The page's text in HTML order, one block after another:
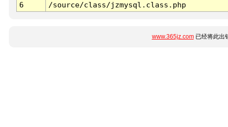
6
/source/class/jzmysql.class.php
www.365jz.com已经将此出